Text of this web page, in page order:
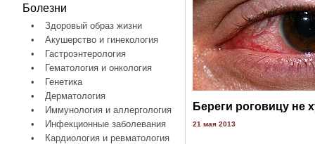
Болезни
•
Здоровый образ жизни
•
Акушерство и гинекология
•
Гастроэнтерология
•
Гематология и онкология
•
Генетика
•
Дерматология
•
Иммунология и аллергология
•
Инфекционные заболевания
•
Кардиология и ревматология
Береги роговицу не
21 мая 2013